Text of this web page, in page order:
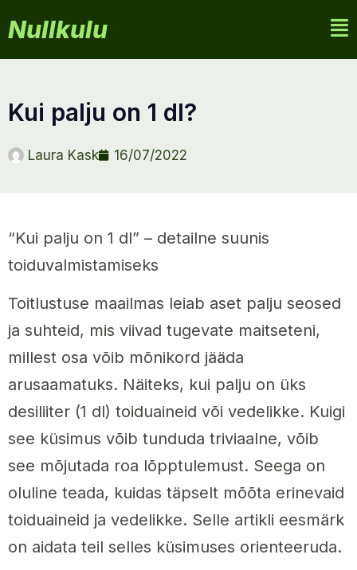
Nullkulu
kui palju on 1 dl?
Laura Kask 16/07/2022
“Kui palju on 1 dl” – detailne suunis
toiduvalmistamiseks
Toitlustuse maailmas leiab aset palju seosed
ja suhteid, mis viivad tugevate maitseteni,
millest osa võib mõnikord jääda
arusaamatuks. Näiteks, kui palju on üks
desiliiter (1 dl) toiduaineid või vedelikke. Kuigi
see küsimus võib tunduda triviaalne, võib
see mõjutada roa lõpptulemust. Seega on
oluline teada, kuidas täpselt mõõta erinevaid
toiduaineid ja vedelikke. Selle artikli eesmärk
on aidata teil selles küsimuses orienteeruda.